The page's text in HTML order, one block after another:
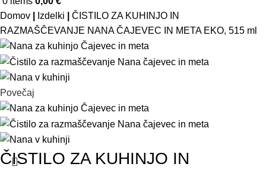
Domov
Izdelki
ČISTILO ZA KUHINJO IN
RAZMAŠČEVANJE NANA ČAJEVEC IN META EKO, 515 ml
Povečaj
ČISTILO ZA KUHINJO IN